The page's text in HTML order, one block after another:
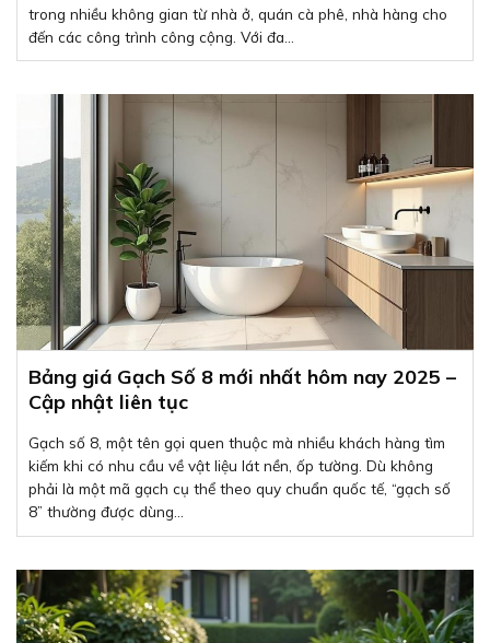
trong nhiều không gian từ nhà ở, quán cà phê, nhà hàng cho
đến các công trình công cộng. Với đa...
Bảng giá Gạch Số 8 mới nhất hôm nay 2025 –
Cập nhật liên tục
Gạch số 8, một tên gọi quen thuộc mà nhiều khách hàng tìm
kiếm khi có nhu cầu về vật liệu lát nền, ốp tường. Dù không
phải là một mã gạch cụ thể theo quy chuẩn quốc tế, “gạch số
8” thường được dùng...